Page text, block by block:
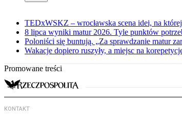
TEDxWSKZ – wrocławska scena idei, na
8 lipca wyniki matur 2026. Tyle punktów
Poloniści się buntują. „Za sprawdzanie matur
Wakacje dopiero ruszyły, a miejsc na
Promowane treści
KONTAKT